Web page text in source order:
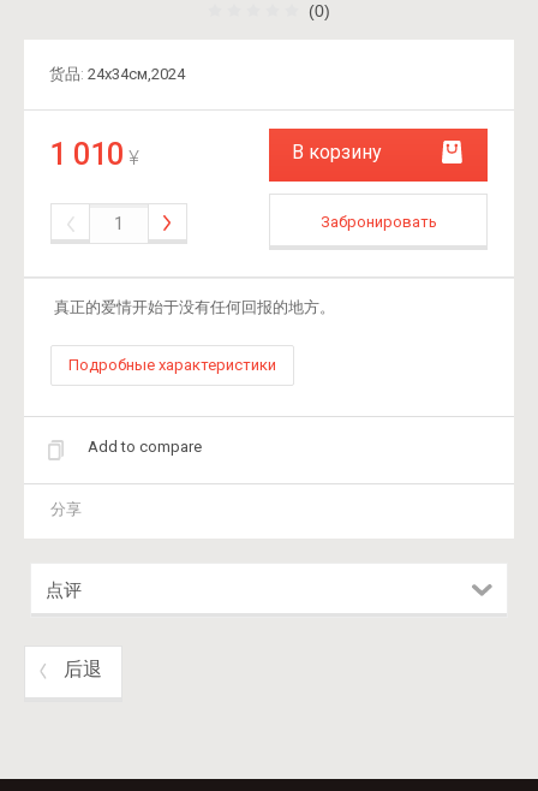
(0)
货品: 24х34см,2024
1 010 ¥ В корзину
Забронировать
真正的爱情开始于没有任何回报的地方。
Подробные характеристики
Add to compare
分享
点评
后退